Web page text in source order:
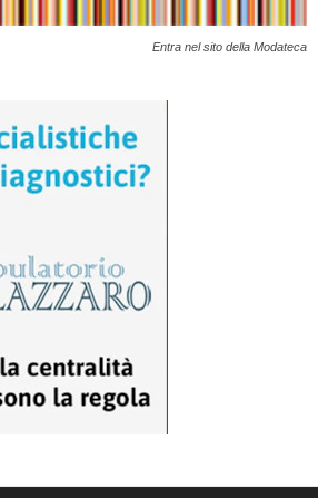
Entra nel sito della Modateca